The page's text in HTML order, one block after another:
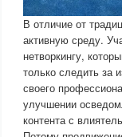
В отличие от
активную среду.
нетворкингу,
только следить за
своего
улучшении
контента с